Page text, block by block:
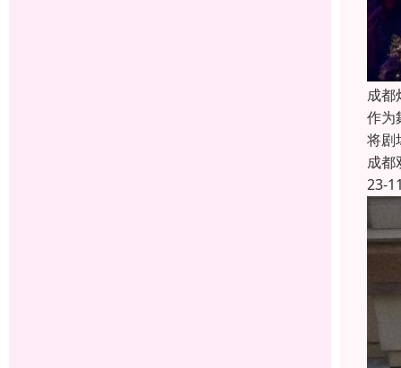
成都
作为
将剧
成都
23-